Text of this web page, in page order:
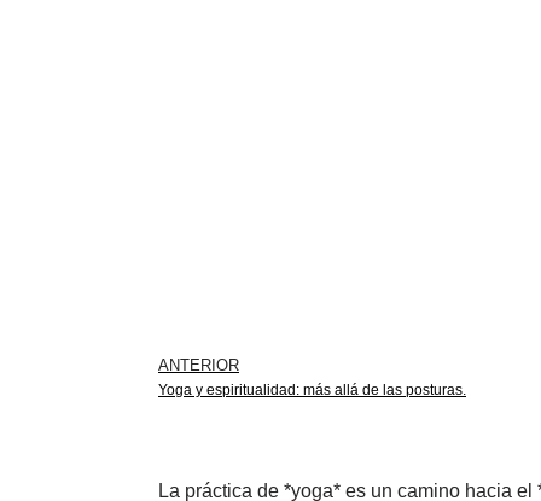
ANTERIOR
Yoga y espiritualidad: más allá de las posturas.
La práctica de *yoga* es un camino hacia